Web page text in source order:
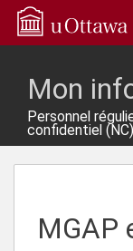
Mon
Personnel
confidentiel (NC)
MGAP